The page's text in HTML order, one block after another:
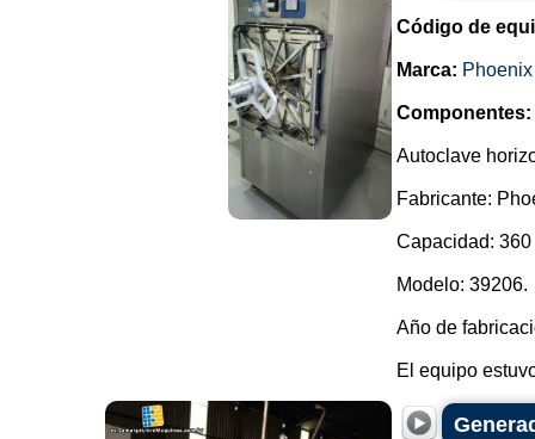
Código de
Marca:
Componentes:
Autoclave
Fabricante:
Capacidad: 360
Modelo: 39206.
Año de
El equipo